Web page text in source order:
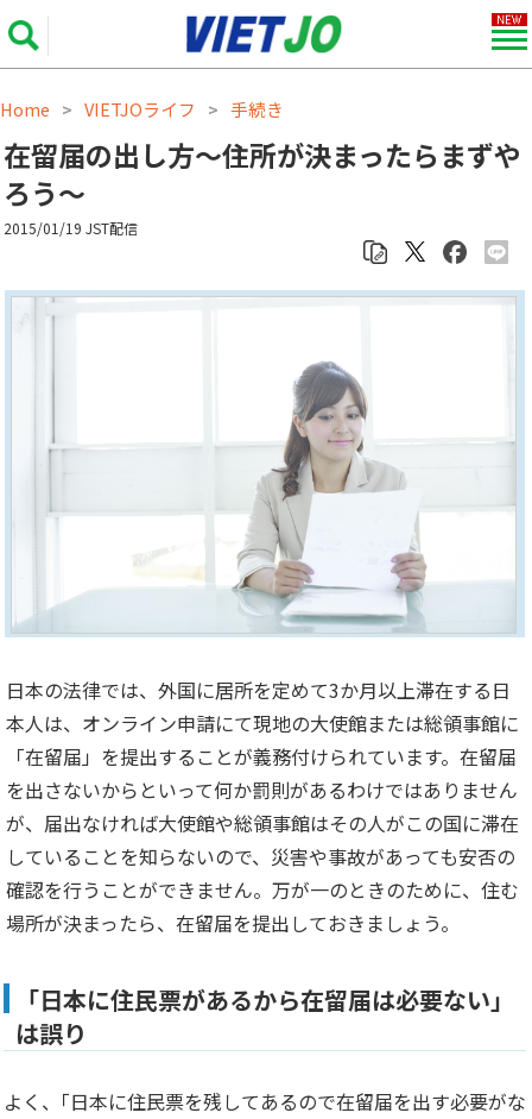
Home > VIETJOライフ > 手続き
在留届の出し方～住所が決まったらまずや
ろう～
2015/01/19 JST配信
日本の法律では、外国に居所を定めて3か月以上滞在する日
本人は、オンライン申請にて現地の大使館または総領事館に
「在留届」を提出することが義務付けられています。在留届
を出さないからといって何か罰則があるわけではありません
が、届出なければ大使館や総領事館はその人がこの国に滞在
していることを知らないので、災害や事故があっても安否の
確認を行うことができません。万が一のときのために、住む
場所が決まったら、在留届を提出しておきましょう。
「日本に住民票があるから在留届は必要ない」
は誤り
よく、｢日本に住民票を残してあるので在留届を出す必要がな